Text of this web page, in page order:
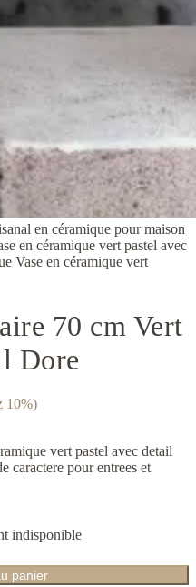
70 cm Vert
Dore
10%)
vert pastel avec detail
caractere pour entrees et
indisponible
panier